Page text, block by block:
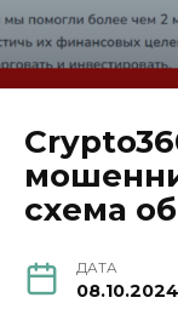
схема
ДАТА
08.10.2024